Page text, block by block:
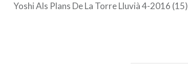
Yoshi Als Plans De La Torre Lluvià 4-2016 (15)